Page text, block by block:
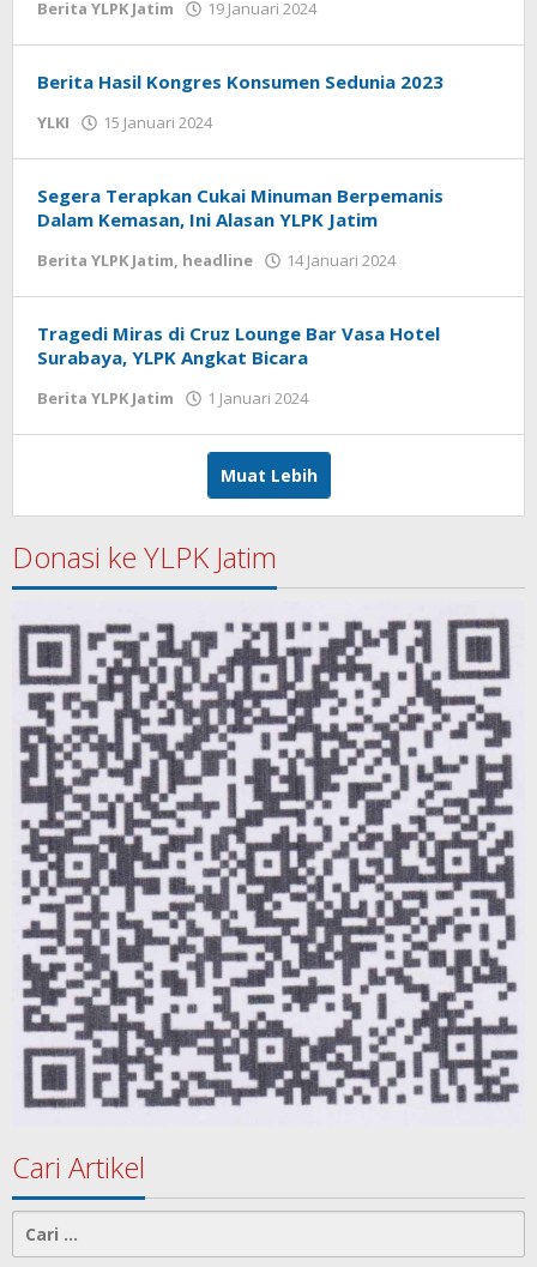
Berita YLPK Jatim 19 Januari 2024
Berita Hasil Kongres Konsumen Sedunia 2023
YLKI 15 Januari 2024
Segera Terapkan Cukai Minuman Berpemanis
Dalam Kemasan, Ini Alasan YLPK Jatim
Berita YLPK Jatim, headline 14 Januari 2024
Tragedi Miras di Cruz Lounge Bar Vasa Hotel
Surabaya, YLPK Angkat Bicara
Berita YLPK Jatim 1 Januari 2024
Muat Lebih
Donasi ke YLPK Jatim
Cari Artikel
Cari